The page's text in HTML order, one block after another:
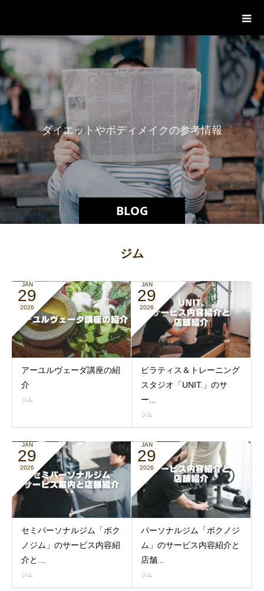
BLOG
ダイエットやボディメイクの参考情報
ジム
JAN
29
2026
アーユルヴェーダ講座の紹
介
ジム
JAN
29
2026
ピラティス＆トレーニング
スタジオ「UNIT.」のサ
ー...
ジム
JAN
29
2026
セミパーソナルジム「ボク
ノジム」のサービス内容紹
介と...
ジム
JAN
29
2026
パーソナルジム「ボクノジ
ム」のサービス内容紹介と
店舗...
ジム